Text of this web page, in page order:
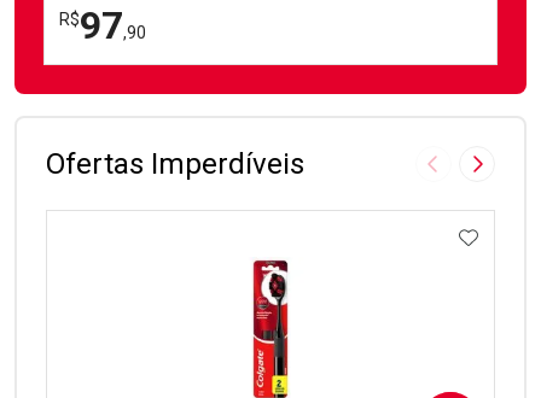
R$97,90
FECHAR
FECHAR
Ofertas Imperdíveis Imagem